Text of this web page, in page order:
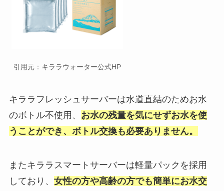
引用元：キララウォーター公式HP
キララフレッシュサーバーは水道直結のためお水
のボトル不使用、 お水の残量を気にせずお水を使
うことができ、ボトル交換も必要ありません。
またキララスマートサーバーは軽量パックを採用
しており、 女性の方や高齢の方でも簡単にお水交